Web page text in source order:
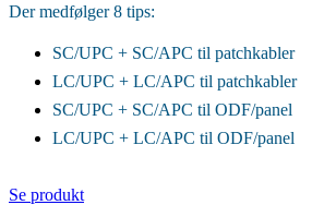
Der medfølger 8 tips:
SC/UPC + SC/APC til patchkabler
LC/UPC + LC/APC til patchkabler
SC/UPC + SC/APC til ODF/panel
LC/UPC + LC/APC til ODF/panel
Se produkt